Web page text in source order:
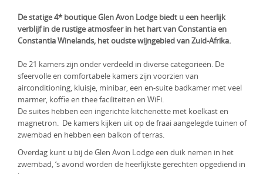
Familiereis
Tanzania
Zambia
Zimbabwe
Visa & Travel Authorisation
De statige 4* boutique Glen Avon Lodge biedt u een heerlijk
verblijf in de rustige atmosfeer in het hart van Constantia en
Constantia Winelands, het oudste wijngebied van Zuid-Afrika.
De 21 kamers zijn onder verdeeld in diverse categorieën. De
sfeervolle en comfortabele kamers zijn voorzien van
airconditioning, kluisje, minibar, een en-suite badkamer met veel
marmer, koffie en thee faciliteiten en WiFi.
De suites hebben een ingerichte kitchenette met koelkast en
magnetron. De kamers kijken uit op de fraai aangelegde tuinen of
zwembad en hebben een balkon of terras.
Overdag kunt u bij de Glen Avon Lodge een duik nemen in het
zwembad, ‘s avond worden de heerlijkste gerechten opgediend in